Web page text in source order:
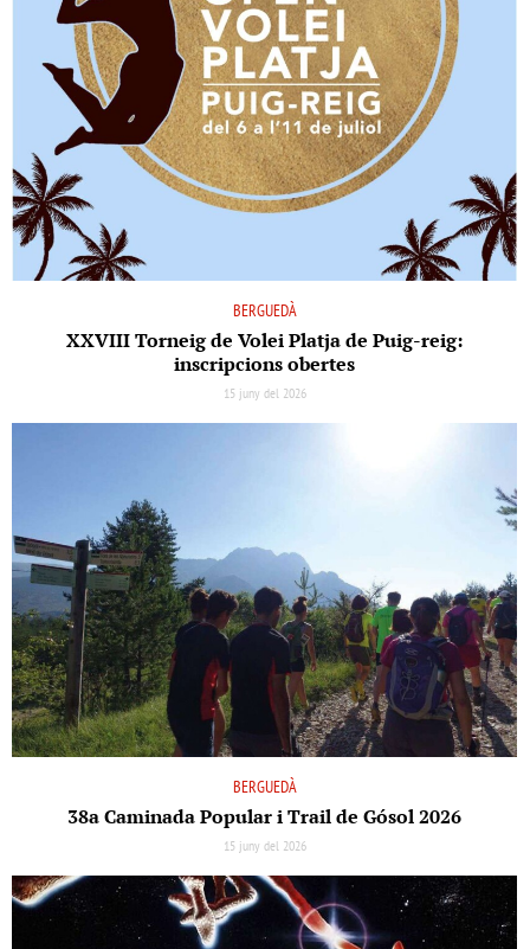
BERGUEDÀ
XXVIII Torneig de Volei Platja de Puig-reig:
inscripcions obertes
15 juny del 2026
BERGUEDÀ
38a Caminada Popular i Trail de Gósol 2026
15 juny del 2026